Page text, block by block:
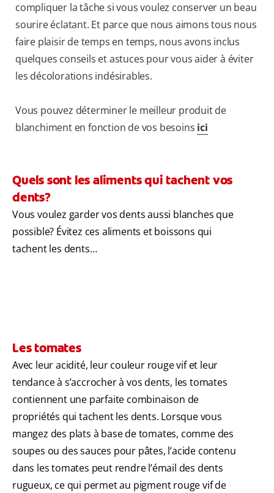
compliquer la tâche si vous voulez conserver un beau
sourire éclatant. Et parce que nous aimons tous nous
faire plaisir de temps en temps, nous avons inclus
quelques conseils et astuces pour vous aider à éviter
les décolorations indésirables.
Vous pouvez déterminer le meilleur produit de
blanchiment en fonction de vos besoins ici
Quels sont les aliments qui tachent vos
dents?
Vous voulez garder vos dents aussi blanches que
possible? Évitez ces aliments et boissons qui
tachent les dents…
Les tomates
Avec leur acidité, leur couleur rouge vif et leur
tendance à s’accrocher à vos dents, les tomates
contiennent une parfaite combinaison de
propriétés qui tachent les dents. Lorsque vous
mangez des plats à base de tomates, comme des
soupes ou des sauces pour pâtes, l’acide contenu
dans les tomates peut rendre l’émail des dents
rugueux, ce qui permet au pigment rouge vif de